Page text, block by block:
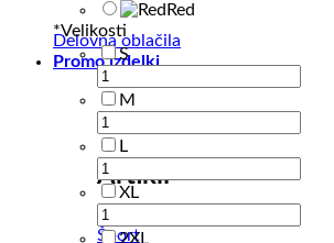
Delovna oblačila
Promo izdelki
Artikli
Šport
Red
*Velikosti
S
M
L
XL
2XL